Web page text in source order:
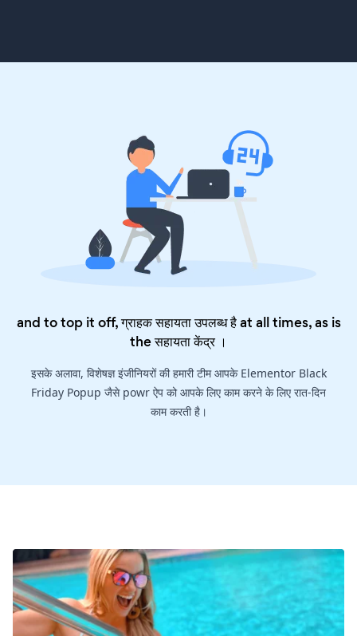
and to top it off, ग्राहक सहायता उपलब्ध है at all times, as is
theसहायता केंद्र।
इसके अलावा, विशेषज्ञ इंजीनियरों की हमारी टीम आपके Elementor Black
Friday Popup जैसे powr ऐप को आपके लिए काम करने के लिए रात-दिन
काम करती है।